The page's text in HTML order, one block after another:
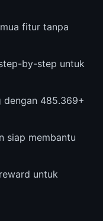
fitur tanpa
by-step untuk
485.369+
siap membantu
untuk